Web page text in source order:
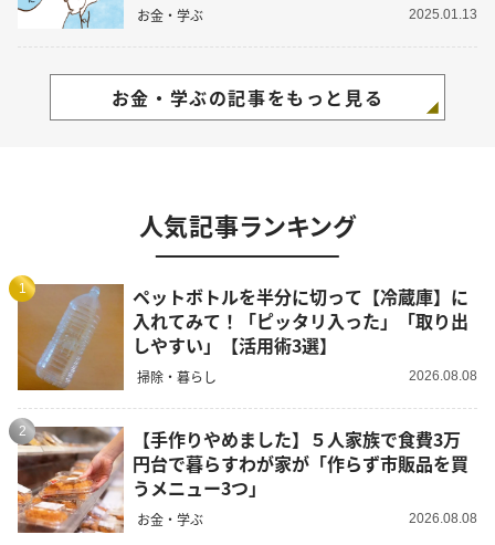
お金・学ぶ 2025.01.13
お金・学ぶの記事をもっと見る
人気記事ランキング
1
ペットボトルを半分に切って【冷蔵庫】に
入れてみて！「ピッタリ入った」「取り出
しやすい」【活用術3選】
掃除・暮らし 2026.08.08
2
【手作りやめました】５人家族で食費3万
円台で暮らすわが家が「作らず市販品を買
うメニュー3つ」
お金・学ぶ 2026.08.08